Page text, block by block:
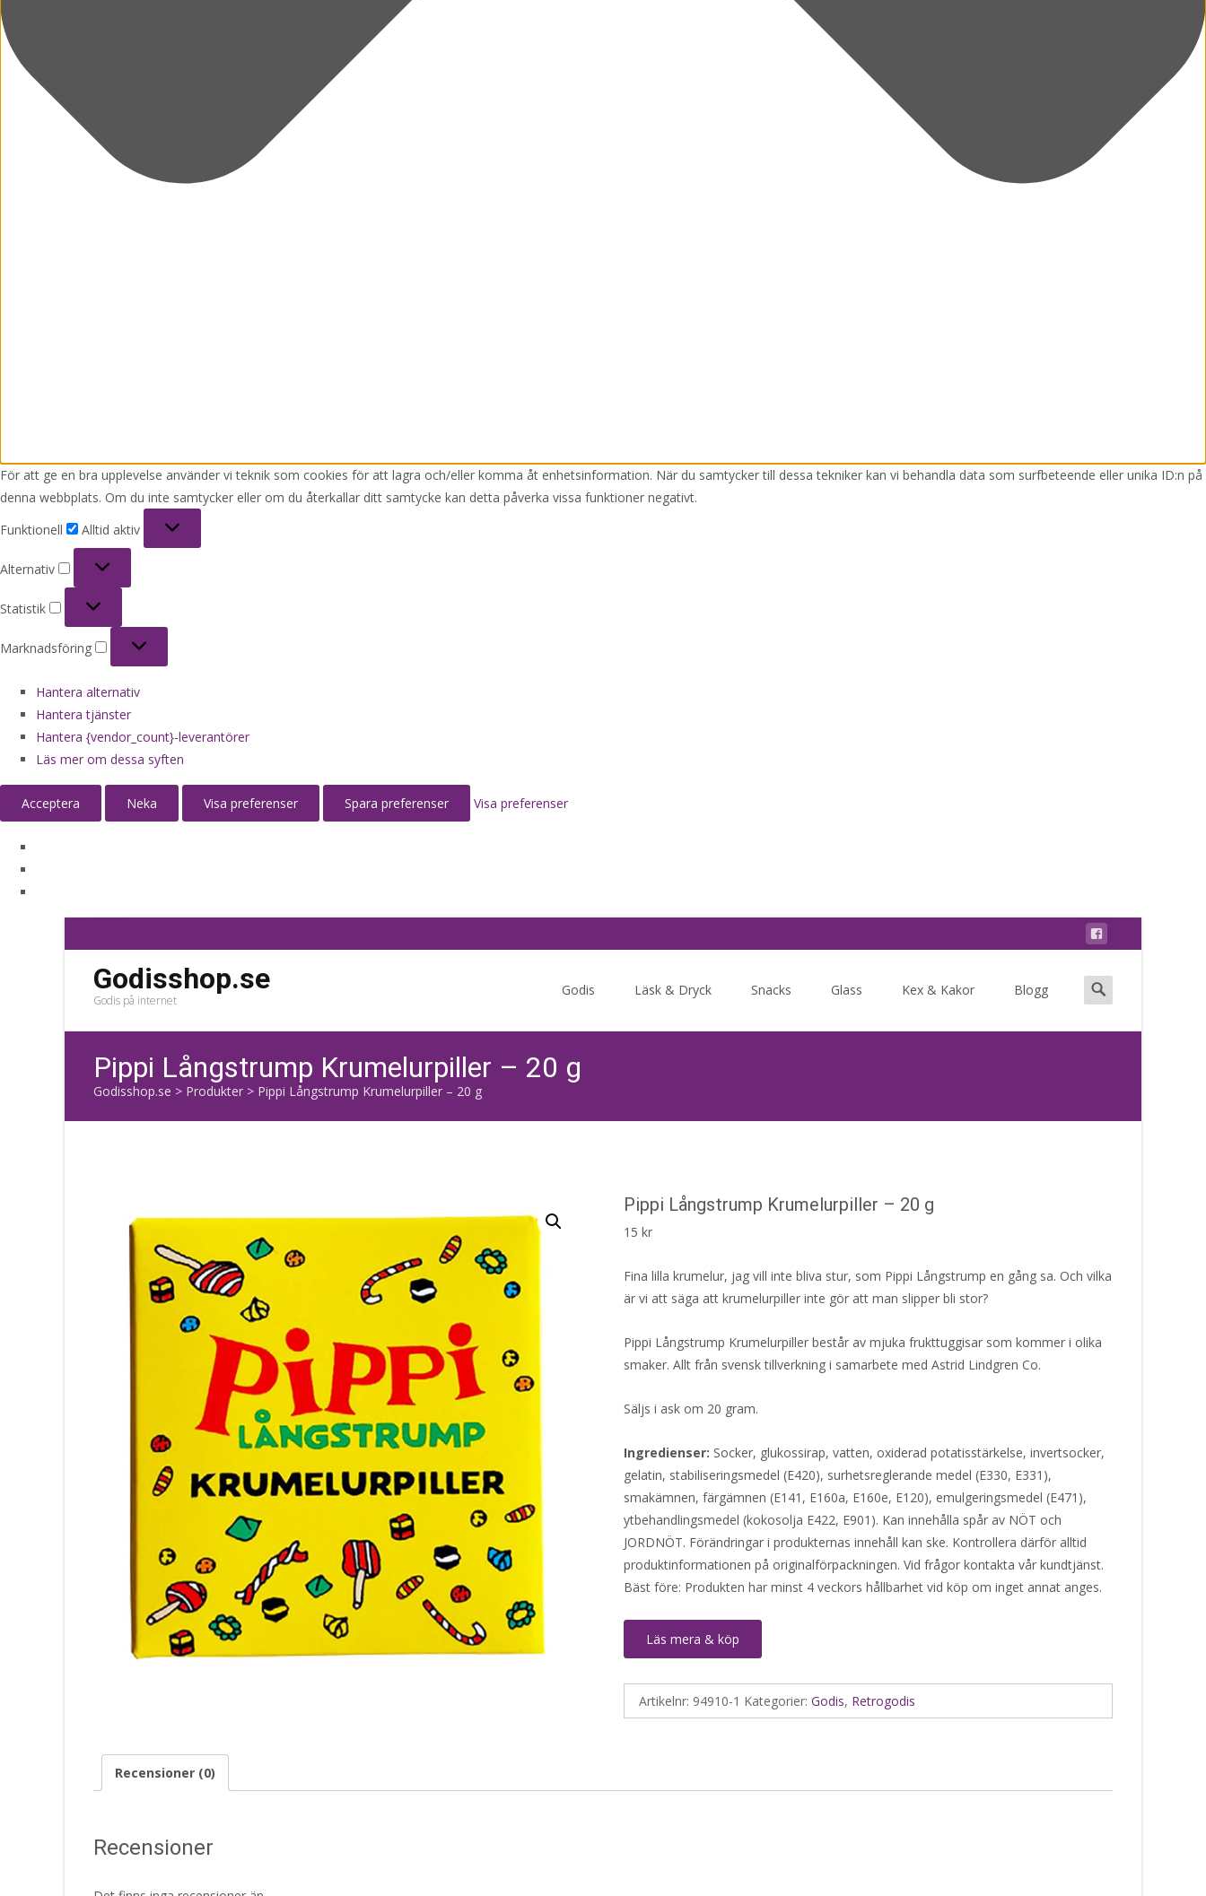
För att ge en bra upplevelse använder vi teknik som cookies för att lagra och/eller komma åt enhetsinformation. När du samtycker till dessa tekniker kan vi behandla data som surfbeteende eller unika ID:n på
denna webbplats. Om du inte samtycker eller om du återkallar ditt samtycke kan detta påverka vissa funktioner negativt.
Funktionell
Alltid aktiv
Alternativ
Statistik
Marknadsföring
Hantera alternativ
Hantera tjänster
Hantera {vendor_count}-leverantörer
Läs mer om dessa syften
Acceptera Neka Visa preferenser Spara preferenser Visa preferenser
Godisshop.se
Godis på internet
Godis Läsk & Dryck Snacks Glass Kex & Kakor Blogg
Search
for:
Pippi Långstrump Krumelurpiller – 20 g
Godisshop.se > Produkter > Pippi Långstrump Krumelurpiller – 20 g
Pippi Långstrump Krumelurpiller – 20 g
15 kr
Fina lilla krumelur, jag vill inte bliva stur, som Pippi Långstrump en gång sa. Och vilka
är vi att säga att krumelurpiller inte gör att man slipper bli stor?
Pippi Långstrump Krumelurpiller består av mjuka frukttuggisar som kommer i olika
smaker. Allt från svensk tillverkning i samarbete med Astrid Lindgren Co.
Säljs i ask om 20 gram.
Ingredienser: Socker, glukossirap, vatten, oxiderad potatisstärkelse, invertsocker,
gelatin, stabiliseringsmedel (E420), surhetsreglerande medel (E330, E331),
smakämnen, färgämnen (E141, E160a, E160e, E120), emulgeringsmedel (E471),
ytbehandlingsmedel (kokosolja E422, E901). Kan innehålla spår av NÖT och
JORDNÖT. Förändringar i produkternas innehåll kan ske. Kontrollera därför alltid
produktinformationen på originalförpackningen. Vid frågor kontakta vår kundtjänst.
Bäst före: Produkten har minst 4 veckors hållbarhet vid köp om inget annat anges.
Läs mera & köp
Artikelnr: 94910-1 Kategorier: Godis, Retrogodis
Recensioner (0)
Recensioner